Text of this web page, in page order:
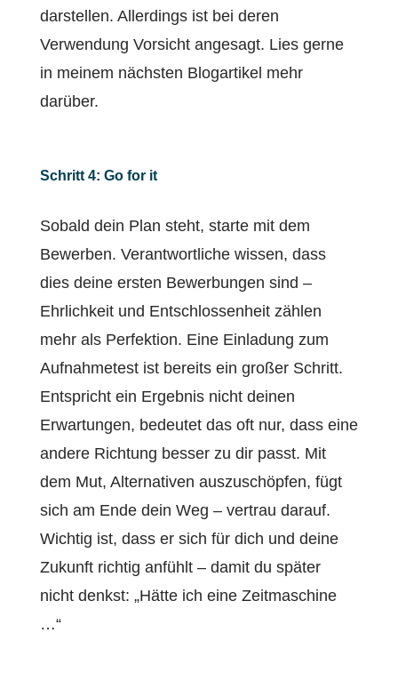
darstellen. Allerdings ist bei deren
Verwendung Vorsicht angesagt. Lies gerne
in meinem nächsten Blogartikel mehr
darüber.
Schritt 4: Go for it
Sobald dein Plan steht, starte mit dem
Bewerben. Verantwortliche wissen, dass
dies deine ersten Bewerbungen sind –
Ehrlichkeit und Entschlossenheit zählen
mehr als Perfektion. Eine Einladung zum
Aufnahmetest ist bereits ein großer Schritt.
Entspricht ein Ergebnis nicht deinen
Erwartungen, bedeutet das oft nur, dass eine
andere Richtung besser zu dir passt. Mit
dem Mut, Alternativen auszuschöpfen, fügt
sich am Ende dein Weg – vertrau darauf.
Wichtig ist, dass er sich für dich und deine
Zukunft richtig anfühlt – damit du später
nicht denkst: „Hätte ich eine Zeitmaschine
…“